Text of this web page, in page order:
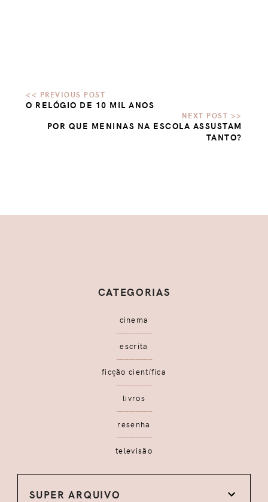
O RELÓGIO DE 10 MIL ANOS
POR QUE MENINAS NA ESCOLA ASSUSTAM
TANTO?
CATEGORIAS
cinema
escrita
ficção científica
livros
resenha
televisão
SUPER ARQUIVO